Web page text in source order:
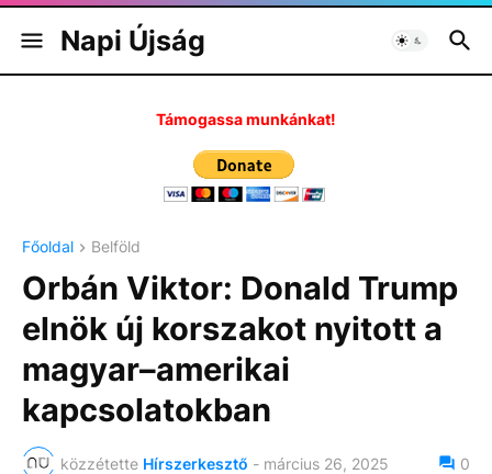
Napi Újság
Támogassa munkánkat!
Főoldal Belföld
Orbán Viktor: Donald Trump
elnök új korszakot nyitott a
magyar–amerikai
kapcsolatokban
közzétette Hírszerkesztő - március 26, 2025 0